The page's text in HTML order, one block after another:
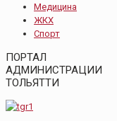
Медицина
ЖКХ
Спорт
ПОРТАЛ
АДМИНИСТРАЦИИ
ТОЛЬЯТТИ